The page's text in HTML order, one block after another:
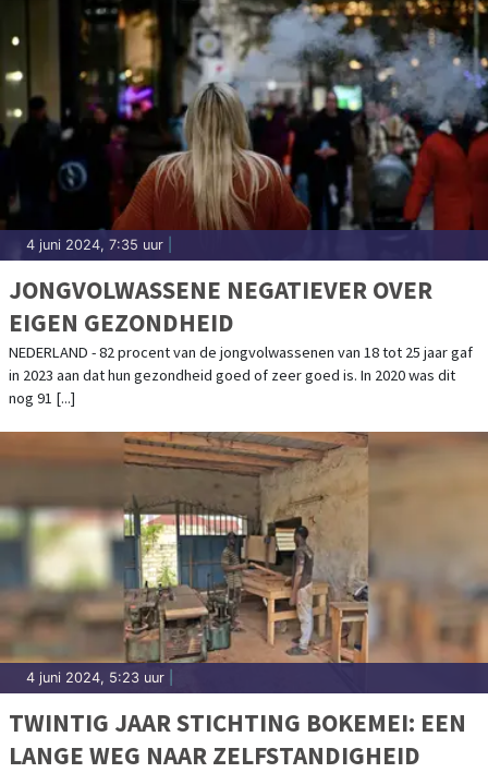
4 juni 2024, 7:35 uur
JONGVOLWASSENE NEGATIEVER OVER
EIGEN GEZONDHEID
NEDERLAND - 82 procent van de jongvolwassenen van 18 tot 25 jaar gaf
in 2023 aan dat hun gezondheid goed of zeer goed is. In 2020 was dit
nog 91 [...]
4 juni 2024, 5:23 uur
TWINTIG JAAR STICHTING BOKEMEI: EEN
LANGE WEG NAAR ZELFSTANDIGHEID